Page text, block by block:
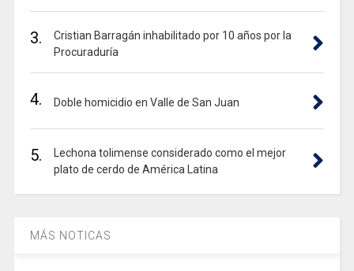
3.
Cristian Barragán inhabilitado por 10 años por la
Procuraduría
4. Doble homicidio en Valle de San Juan
5.
Lechona tolimense considerado como el mejor
plato de cerdo de América Latina
MÁS NOTICAS